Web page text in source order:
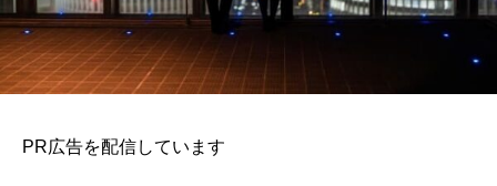
PR広告を配信しています